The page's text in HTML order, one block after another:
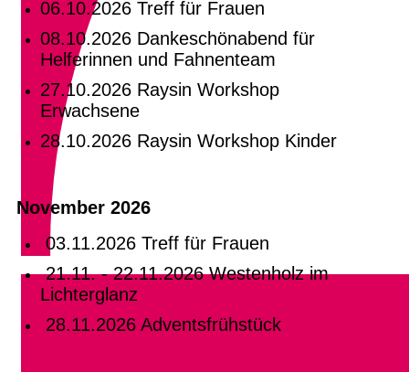
06.10.2026 Treff für Frauen
08.10.2026 Dankeschönabend für
Helferinnen und Fahnenteam
27.10.2026 Raysin Workshop
Erwachsene
28.10.2026 Raysin Workshop Kinder
November 2026
03.11.2026 Treff für Frauen
21.11. - 22.11.2026 Westenholz im
Lichterglanz
28.11.2026 Adventsfrühstück